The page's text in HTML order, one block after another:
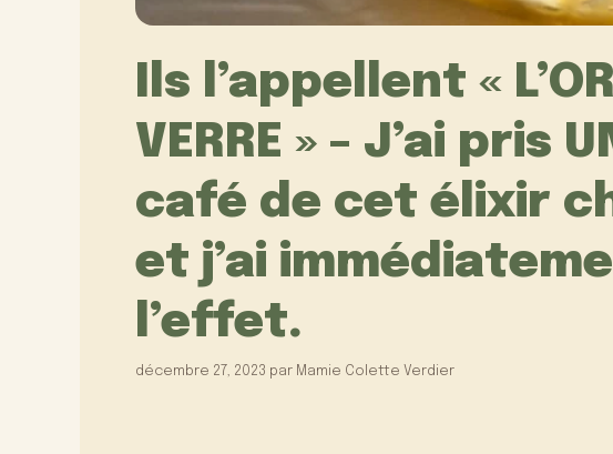
Ils l’appellent «
VERRE » – J’ai pris
café de cet élixir
et j’ai
l’effet.
décembre 27, 2023 par Mamie Colette Verdier